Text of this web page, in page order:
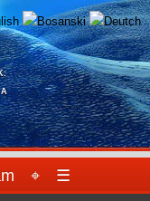
⌖ ☰